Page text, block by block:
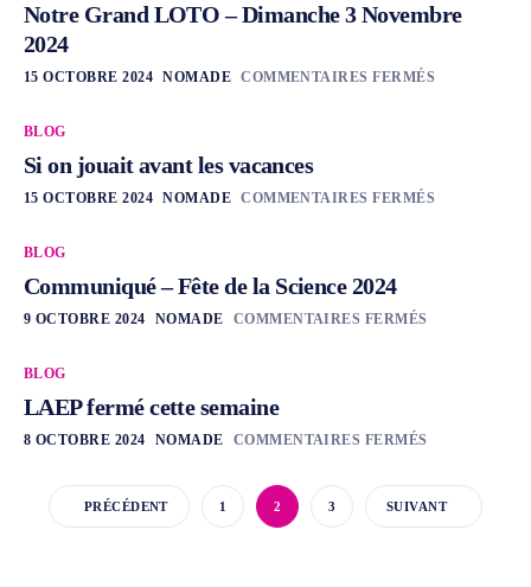
Notre Grand LOTO – Dimanche 3 Novembre
2024
15 OCTOBRE 2024 NOMADE COMMENTAIRES FERMÉS
BLOG
Si on jouait avant les vacances
15 OCTOBRE 2024 NOMADE COMMENTAIRES FERMÉS
BLOG
Communiqué – Fête de la Science 2024
9 OCTOBRE 2024 NOMADE COMMENTAIRES FERMÉS
BLOG
LAEP fermé cette semaine
8 OCTOBRE 2024 NOMADE COMMENTAIRES FERMÉS
PRÉCÉDENT 1 2 3 SUIVANT